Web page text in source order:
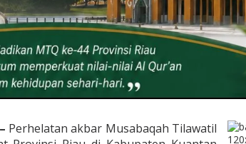
Perhelatan akbar Musabaqah Tilawatil